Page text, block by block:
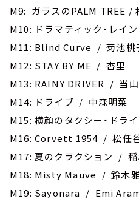
M9: ガラスのPALM TREE /
M10: ドラマティック・レイ
M11: Blind Curve / 菊池桃
M12: STAY BY ME / 杏里
M13: RAINY DRIVER / 当
M14: ドライブ / 中森明菜
M15: 横顔のタクシー・ドラ
M16: Corvett 1954 / 松任
M17: 夏のクラクション / 稲
M18: Misty Mauve / 鈴木
M19: ‎Sayonara / Emi